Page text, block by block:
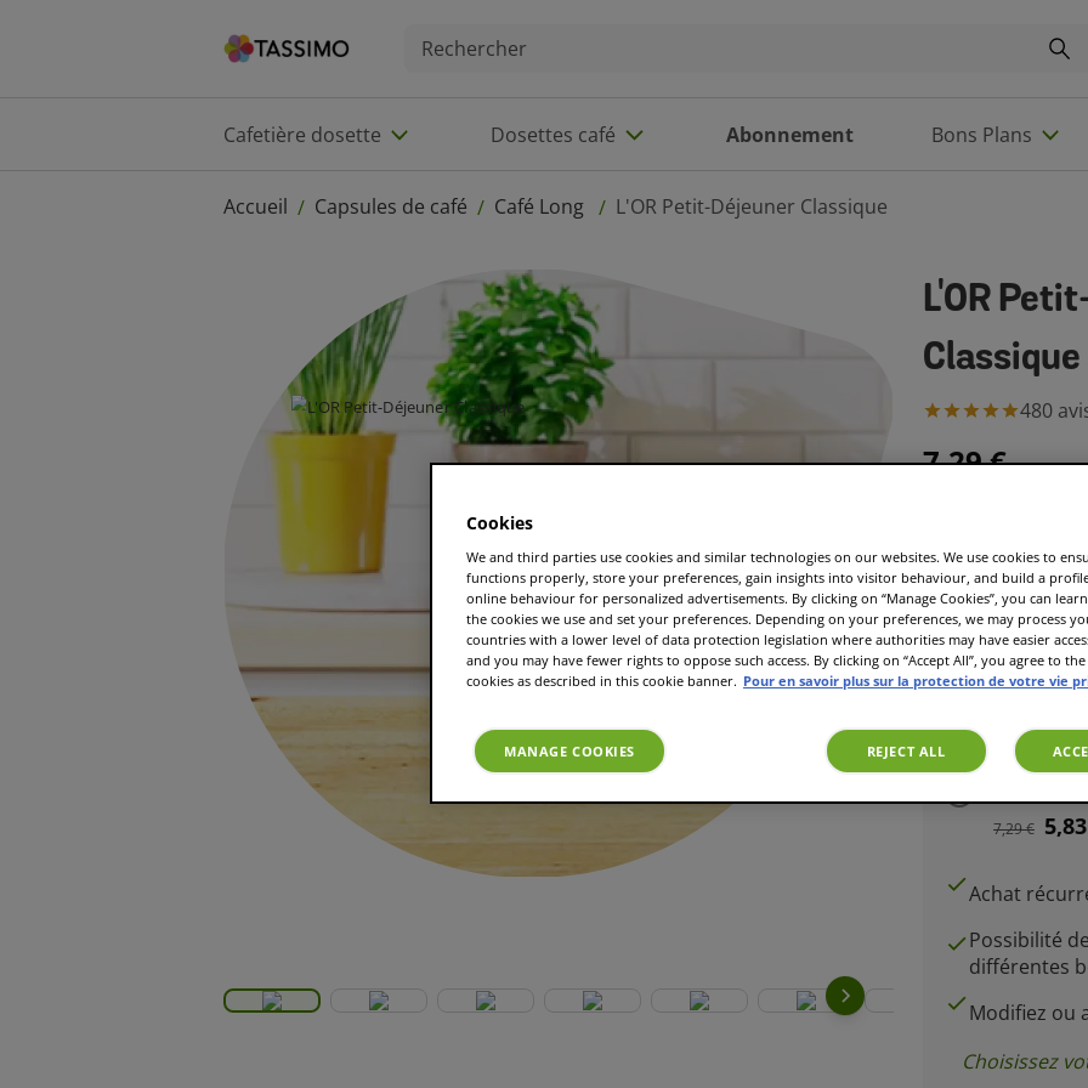
Cafetière dosette Dosettes café Abonnement Bons Plans
Accueil / Capsules de café / Café Long / L'OR Petit-Déjeuner Classique
L'OR
Classique
480
7,29 €
7,29 €
1 ou plus
7,29 €
Achat
Possibilité
différentes
Modifiez ou
Choisissez
Cookies
We and third parties use cookies and similar technologies on our websites. We use cookies to
functions properly, store your preferences, gain insights into visitor behaviour, and build a
online behaviour for personalized advertisements. By clicking on “Manage Cookies”, you can
the cookies we use and set your preferences. Depending on your preferences, we may process
countries with a lower level of data protection legislation where authorities may have easier
and you may have fewer rights to oppose such access. By clicking on “Accept All”, you agree to
cookies as described in this cookie banner. Pour en savoir plus sur la protection de votre vie
MANAGE COOKIES REJECT ALL